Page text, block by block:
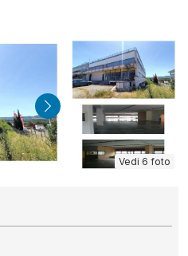
avanti
Vedi 6 foto